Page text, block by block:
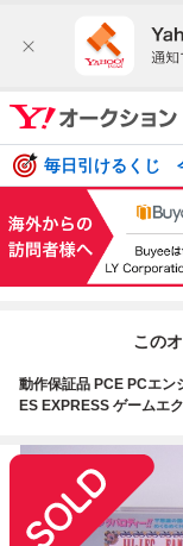
毎日引けるくじ
この
動作保証品 PCE PCエン
ES EXPRESS ゲームエ